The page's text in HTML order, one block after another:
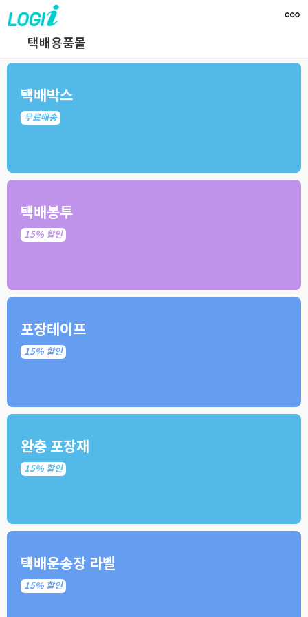
택배용품몰
택배박스
무료배송
택배봉투
15% 할인
포장테이프
15% 할인
완충 포장재
15% 할인
택배운송장 라벨
15% 할인